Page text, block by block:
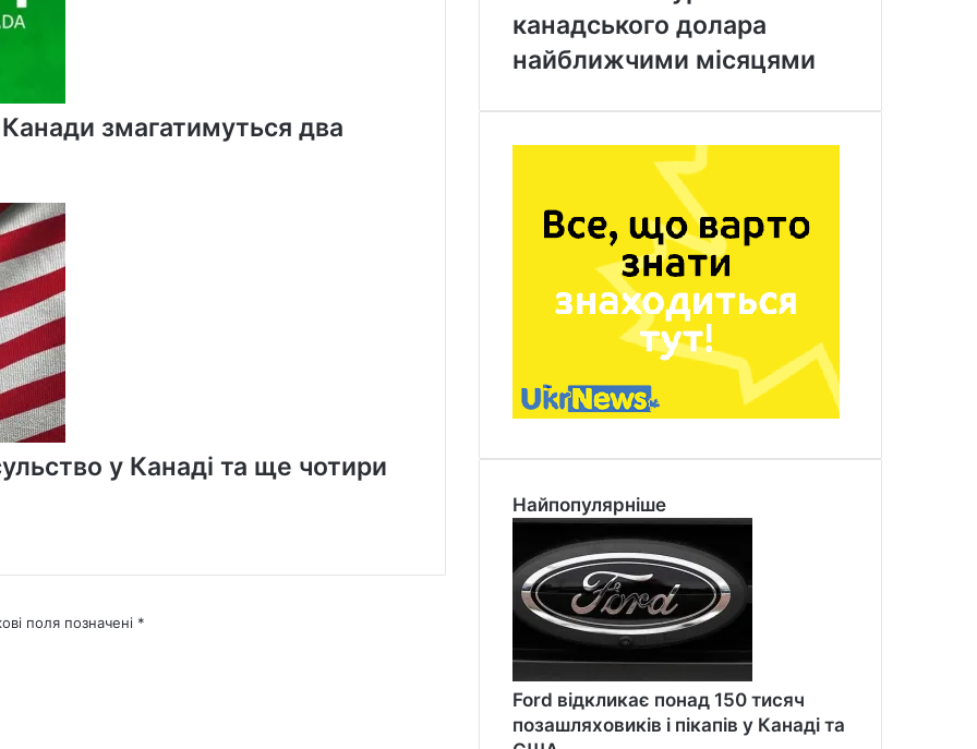
Канади змагатимуться два
у Канаді та ще чотири
поля позначені *
канадського долара
найближчими місяцями
Найпопулярніше
Ford відкликає понад 150 тисяч
позашляховиків і пікапів у Канаді та